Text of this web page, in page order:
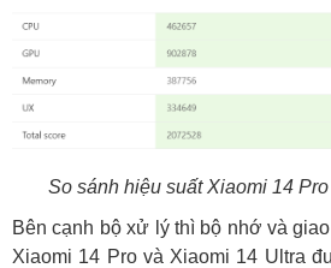
So sánh hiệu suất Xiaomi 14
Bên cạnh bộ xử lý thì bộ nhớ và
Xiaomi 14 Pro và Xiaomi 14 Ultra